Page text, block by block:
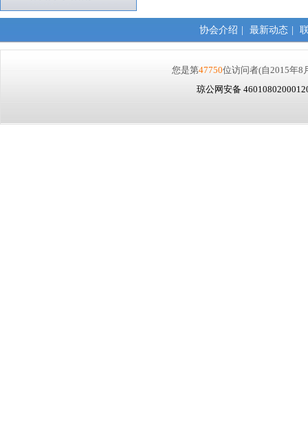
协会介绍 最新动态
您是第47750位访问者(自2015年8
琼公网安备